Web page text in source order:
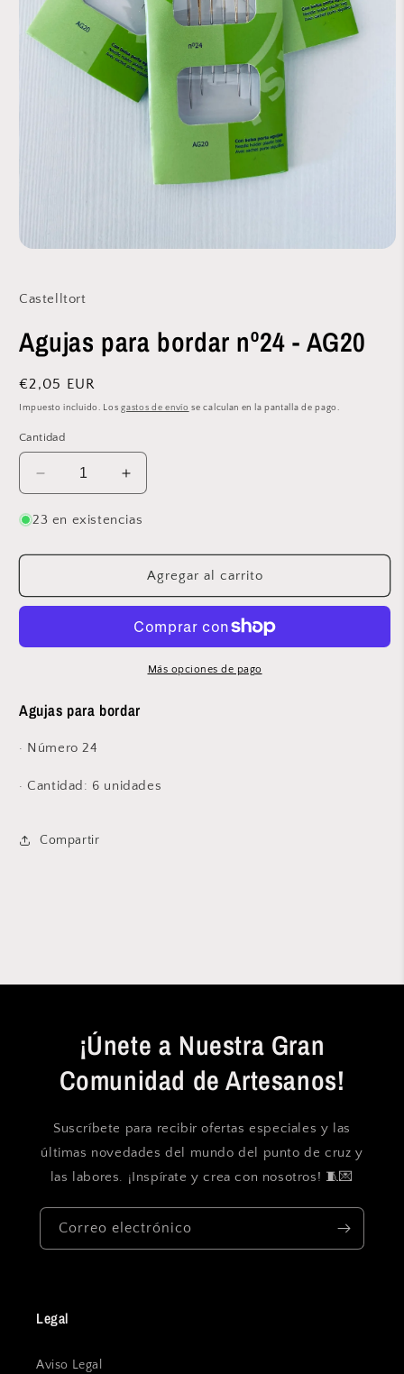
1
ventana
modal
Castelltort
Agujas para bordar nº24 - AG20
Precio
habitual
€2,05 EUR
Impuesto incluido. Losgastos de envío se calculan en la pantalla de pago.
Cantidad
Reducir
cantidad
para
para
nº24
Aumentar
cantidad
para
para
bordar
nº24
AG20
23 en existencias
Agregar al carrito
Más opciones de pago
Agujas para bordar
· Número 24
· Cantidad: 6 unidades
Compartir
¡Únete a Nuestra Gran
Comunidad de Artesanos!
Suscríbete para recibir ofertas especiales y las
últimas novedades del mundo del punto de cruz y
las labores. ¡Inspírate y crea con nosotros! 🧵💌
Correo electrónico
Legal
Aviso Legal